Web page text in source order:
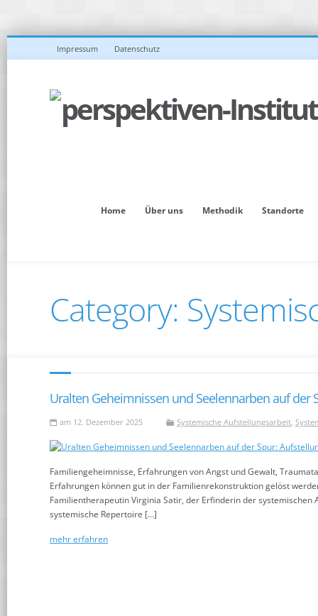
Impressum Datenschutz
Home Über uns Methodik Standorte
Category:
Uralten Geheimnissen und Seelennarben auf der
am 12. Dezember 2025 Systemische Aufstellungsarbeit,
Familiengeheimnisse, Erfahrungen von Angst und Gewalt,
Erfahrungen können gut in der Familienrekonstruktion gelöst
Familientherapeutin Virginia Satir, der Erfinderin der
systemische Repertoire […]
mehr erfahren